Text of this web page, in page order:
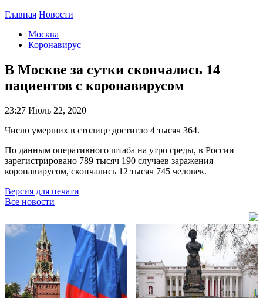
Главная Новости
Москва
Коронавирус
В Москве за сутки скончались 14
пациентов с коронавирусом
23:27 Июль 22, 2020
Число умерших в столице достигло 4 тысяч 364.
По данным оперативного штаба на утро среды, в России
зарегистрировано 789 тысяч 190 случаев заражения
коронавирусом, скончались 12 тысяч 745 человек.
Версия для печати
Все новости